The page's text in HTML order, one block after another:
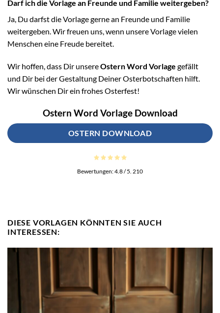
Darf ich die Vorlage an Freunde und Familie weitergeben?
Ja, Du darfst die Vorlage gerne an Freunde und Familie
weitergeben. Wir freuen uns, wenn unsere Vorlage vielen
Menschen eine Freude bereitet.
Wir hoffen, dass Dir unsereOstern Word Vorlage gefällt
und Dir bei der Gestaltung Deiner Osterbotschaften hilft.
Wir wünschen Dir ein frohes Osterfest!
Ostern Word Vorlage Download
OSTERN DOWNLOAD
Bewertungen:4.8/ 5. 210
DIESE VORLAGEN KÖNNTEN SIE AUCH
INTERESSEN: